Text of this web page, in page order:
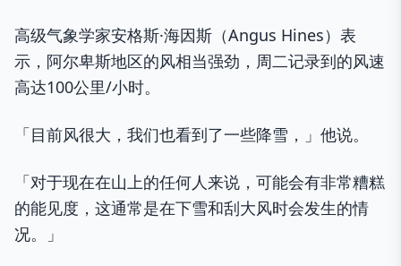
高级气象学家安格斯·海因斯（Angus Hines）表
示，阿尔卑斯地区的风相当强劲，周二记录到的风速
高达100公里/小时。
「目前风很大，我们也看到了一些降雪，」他说。
「对于现在在山上的任何人来说，可能会有非常糟糕
的能见度，这通常是在下雪和刮大风时会发生的情
况。」